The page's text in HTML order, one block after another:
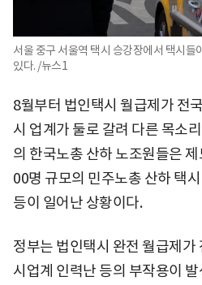
서울 중구 서울역 택시 승강장에서 택시들
있다. /뉴스1
8월부터 법인택시 월급제가 전
시 업계가 둘로 갈려 다른 목소
의 한국노총 산하 노조원들은
00명 규모의 민주노총 산하 택
등이 일어난 상황이다.
정부는 법인택시 완전 월급제가
시업계 인력난 등의 부작용이